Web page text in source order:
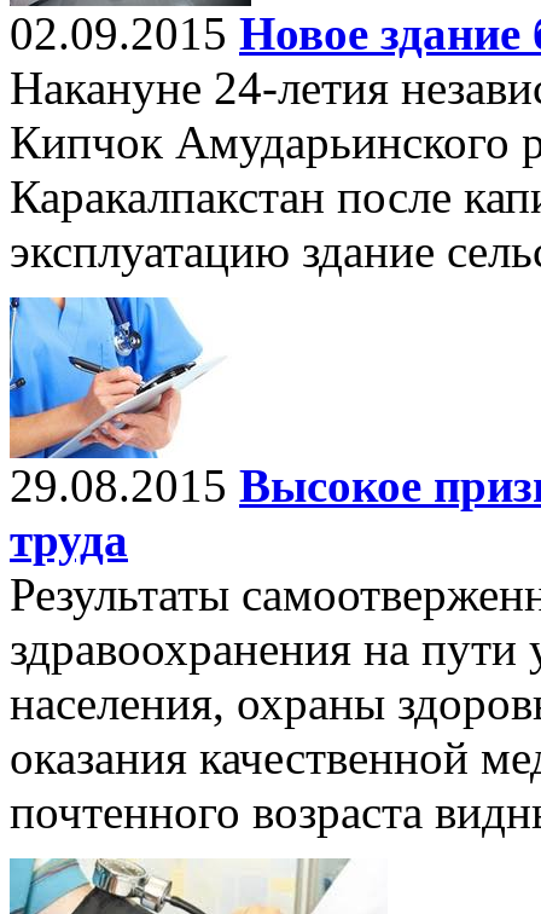
02.09.2015 Новое
Накануне 24-летия
Кипчок Амударьинского
Каракалпакстан после
эксплуатацию здание
29.08.2015 Высокое
труда
Результаты
здравоохранения на пути
населения, охраны
оказания качественной
почтенного возраста